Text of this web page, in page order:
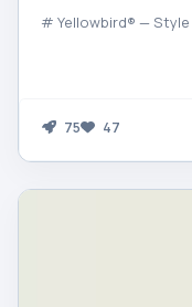
# Yellowbird® —
75 47